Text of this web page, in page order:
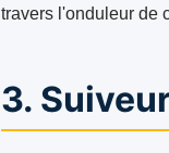
travers l'onduleur de
3.